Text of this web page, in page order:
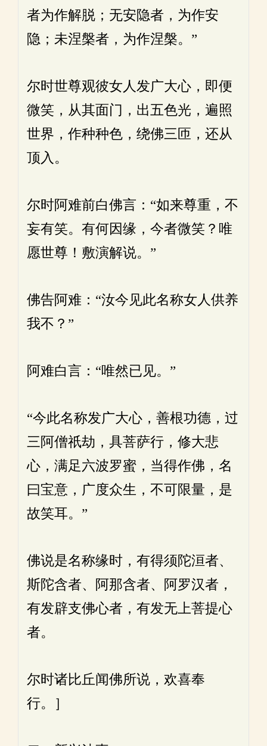
者为作解脱；无安隐者，为作安
隐；未涅槃者，为作涅槃。”
尔时世尊观彼女人发广大心，即便
微笑，从其面门，出五色光，遍照
世界，作种种色，绕佛三匝，还从
顶入。
尔时阿难前白佛言：“如来尊重，不
妄有笑。有何因缘，今者微笑？唯
愿世尊！敷演解说。”
佛告阿难：“汝今见此名称女人供养
我不？”
阿难白言：“唯然已见。”
“今此名称发广大心，善根功德，过
三阿僧祇劫，具菩萨行，修大悲
心，满足六波罗蜜，当得作佛，名
曰宝意，广度众生，不可限量，是
故笑耳。”
佛说是名称缘时，有得须陀洹者、
斯陀含者、阿那含者、阿罗汉者，
有发辟支佛心者，有发无上菩提心
者。
尔时诸比丘闻佛所说，欢喜奉
行。］